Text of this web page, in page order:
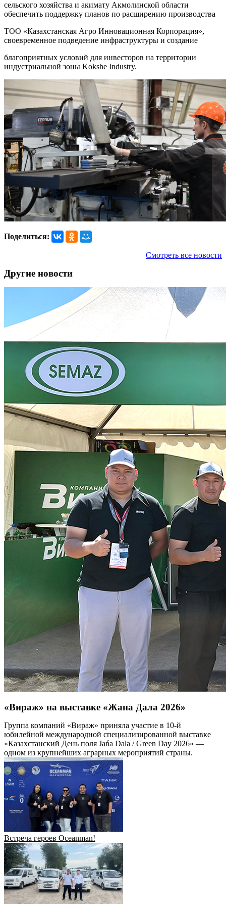
сельского хозяйства и акимату Акмолинской области
обеспечить поддержку планов по расширению производства
ТОО «Казахстанская Агро Инновационная Корпорация»,
своевременное подведение инфраструктуры и создание
благоприятных условий для инвесторов на территории
индустриальной зоны Kokshe Industry.
Поделиться:
Смотреть все новости
Другие новости
«Вираж» на выставке «Жана Дала 2026»
Группа компаний «Вираж» приняла участие в 10-й
юбилейной международной специализированной выставке
«Казахстанский День поля Jańa Dala / Green Day 2026» —
одном из крупнейших аграрных мероприятий страны.
Встреча героев Oceanman!